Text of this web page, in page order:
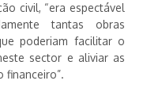
civil, “era espectável
tantas obras
poderiam facilitar o
sector e aliviar as
financeiro”.